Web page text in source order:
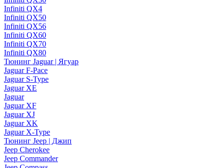
Infiniti QX4
Infiniti QX50
Infiniti QX56
Infiniti QX60
Infiniti QX70
Infiniti QX80
Тюнинг Jaguar | Ягуар
Jaguar F-Pace
Jaguar S-Type
Jaguar XE
Jaguar
Jaguar XF
Jaguar XJ
Jaguar XK
Jaguar X-Type
Тюнинг Jeep | Джип
Jeep Cherokee
Jeep Commander